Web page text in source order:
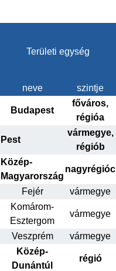
Területi egység
neve szintje
Budapest
főváros,
régióa
Pest
vármegye,
régiób
Közép-
Magyarország
nagyrégióc
Fejér vármegye
Komárom-
Esztergom
vármegye
Veszprém vármegye
Közép-
Dunántúl
régió